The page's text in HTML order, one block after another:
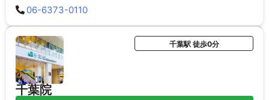
06-6373-0110
千葉院
千葉駅 徒歩0分